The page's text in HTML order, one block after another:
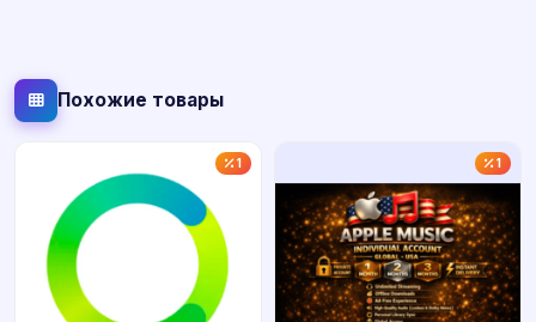
Похожие товары
1 1